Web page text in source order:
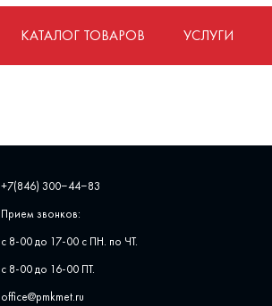
КАТАЛОГ ТОВАРОВ УСЛУГИ
+7(846) 300‒44‒83
Прием звонков:
с 8-00 до 17-00 с ПН. по ЧТ.
с 8-00 до 16-00 ПТ.
office@pmkmet.ru